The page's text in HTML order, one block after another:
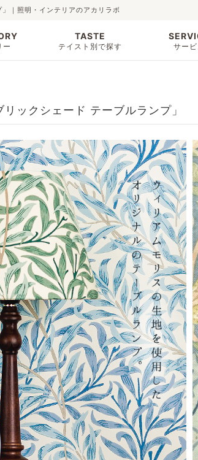
｜照明・インテリアのアカリラボ
ー
TASTE
テイスト別で探す サービ
ックシェード テーブルランプ」